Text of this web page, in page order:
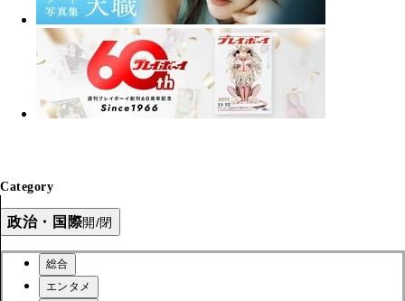
Category
政治・国際開/閉
総合
エンタメ